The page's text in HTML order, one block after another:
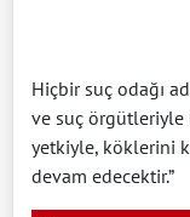
Hiçbir suç odağı
ve suç
yetkiyle, köklerini
devam edecektir.”